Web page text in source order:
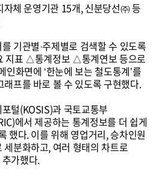
자체 운영기관 15개, 신분당선㈜ 등
기관별·주제별로 검색할 수 있도록
표 △통계정보 △통계연보 등으로
인화면에 ‘한눈에 보는 철도통계’를
래프를 바로 볼 수 있도록 구현했다.
털(KOSIS)과 국토교통부
에서 제공하는 통계정보를 더 쉽게
했다. 이를 위해 영업거리, 승차인원
분화하고, 여러 형태의 차트로
가했다.